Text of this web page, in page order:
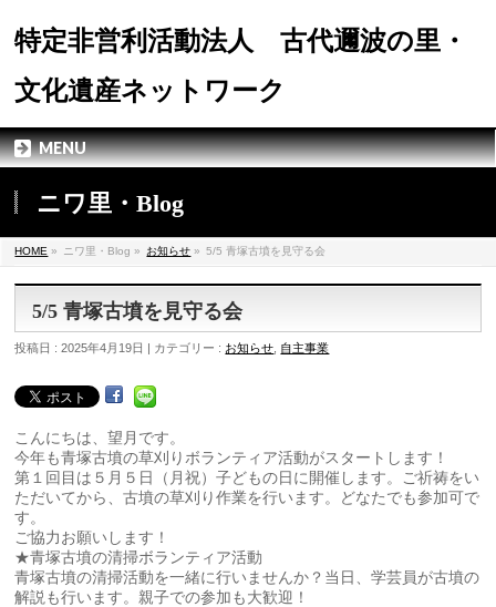
特定非営利活動法人 古代邇波の里・
文化遺産ネットワーク
MENU
ニワ里・Blog
HOME » ニワ里・Blog » お知らせ » 5/5 青塚古墳を見守る会
5/5 青塚古墳を見守る会
投稿日 : 2025年4月19日 | カテゴリー : お知らせ 自主事業
こんにちは、望月です。
今年も青塚古墳の草刈りボランティア活動がスタートします！
第１回目は５月５日（月祝）子どもの日に開催します。ご祈祷をい
ただいてから、古墳の草刈り作業を行います。どなたでも参加可で
す。
ご協力お願いします！
★青塚古墳の清掃ボランティア活動
青塚古墳の清掃活動を一緒に行いませんか？当日、学芸員が古墳の
解説も行います。親子での参加も大歓迎！